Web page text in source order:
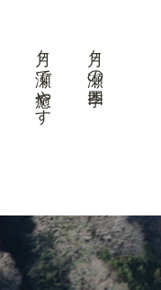
月ヶ瀬の四季
月ヶ瀬で癒やす